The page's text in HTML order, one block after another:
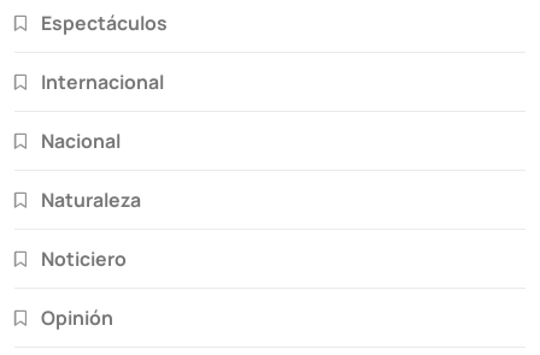
Espectáculos
Internacional
Nacional
Naturaleza
Noticiero
Opinión